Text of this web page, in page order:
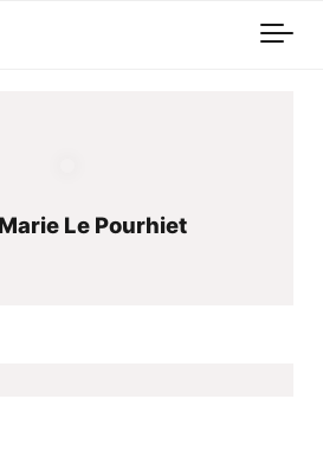
Le Pourhiet